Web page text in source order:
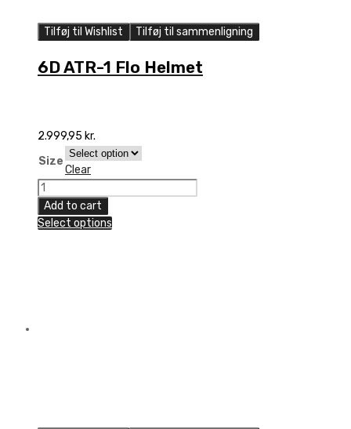
Tilføj til Wishlist Tilføj til sammenligning
6D ATR-1 Flo Helmet
2.999,95 kr.
Size
Clear
6D
ATR-
1
Add to cart
Select options